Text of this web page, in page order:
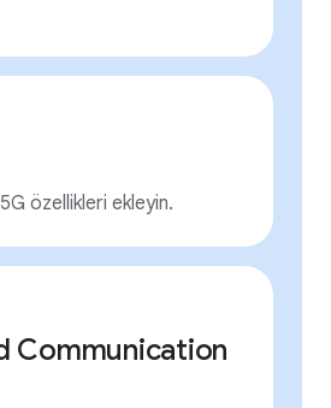
özellikleri ekleyin.
Communication